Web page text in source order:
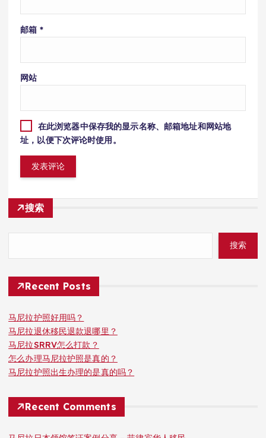
邮箱 *
网站
在此浏览器中保存我的显示名称、邮箱地址和网站地
址，以便下次评论时使用。
搜索
搜索
Recent Posts
马尼拉护照好用吗？
马尼拉退休移民退款退哪里？
马尼拉SRRV怎么打款？
怎么办理马尼拉护照是真的？
马尼拉护照出生办理的是真的吗？
Recent Comments